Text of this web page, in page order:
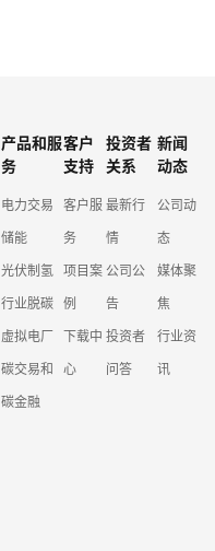
产品和服
务
电力交易
储能
光伏制氢
行业脱碳
虚拟电厂
碳交易和
碳金融
客户
支持
客户服
务
项目案
例
下载中
心
投资者
关系
最新行
情
公司公
告
投资者
问答
新闻
动态
公司动
态
媒体聚
焦
行业资
讯